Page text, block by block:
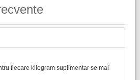
fiecare kilogram suplimentar se mai